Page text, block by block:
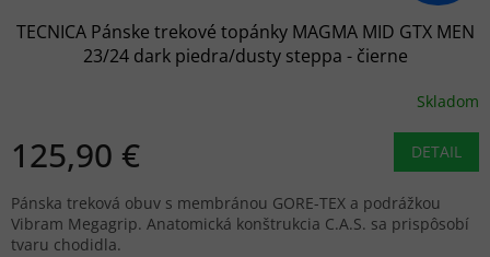
TECNICA Pánske trekové topánky MAGMA MID GTX MEN
23/24 dark piedra/dusty steppa - čierne
Skladom
125,90 € DETAIL
Pánska treková obuv s membránou GORE-TEX a podrážkou
Vibram Megagrip. Anatomická konštrukcia C.A.S. sa prispôsobí
tvaru chodidla.